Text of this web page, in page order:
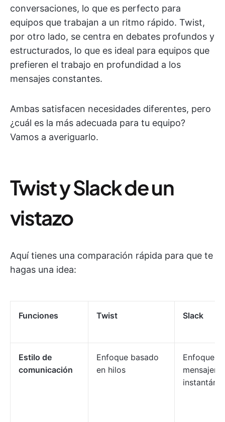
conversaciones, lo que es perfecto para
equipos que trabajan a un ritmo rápido. Twist,
por otro lado, se centra en debates profundos y
estructurados, lo que es ideal para equipos que
prefieren el trabajo en profundidad a los
mensajes constantes.
Ambas satisfacen necesidades diferentes, pero
¿cuál es la más adecuada para tu equipo?
Vamos a averiguarlo.
Twist y Slack de un
vistazo
Aquí tienes una comparación rápida para que te
hagas una idea:
Funciones Twist Slack
Estilo de
comunicación
Enfoque basado
en hilos
Enfoque
mensajería